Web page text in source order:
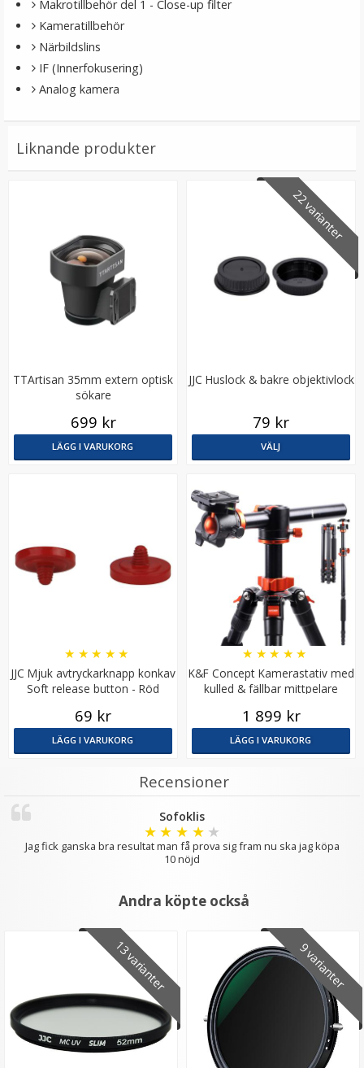
LÄGG I VARUKORG
2st Gängadapter 1/4-tum till 3/8-tum - Bexin LS011
★★
JJC Motljusskydd för Nikon Nikkor 18-200mm f/3.5-
5.6G IF-ED (HB-35)
LÄGG I VARUKORG
Makrotillbehör del 1 - Close-up filter
Kameratillbehör
Närbildslins
IF (Innerfokusering)
Analog kamera
Liknande produkter
TTArtisan 35mm extern optisk
sökare
699 kr
LÄGG I VARUKORG
22 varianter
JJC Huslock & bakre objektivlock
79 kr
VÄLJ
JJC Mjuk avtryckarknapp konkav
Soft release button - Röd
★ ★ ★ ★ ★
69 kr
LÄGG I VARUKORG
K&F Concept Kamerastativ med
kulled & fällbar mittpelare
★ ★ ★ ★ ★
1 899 kr
LÄGG I VARUKORG
Recensioner
Sofoklis
★ ★ ★ ★ ★
Jag fick ganska bra resultat man få prova sig fram nu ska jag köpa
10 nöjd
Andra köpte också
13 varianter 9 varianter